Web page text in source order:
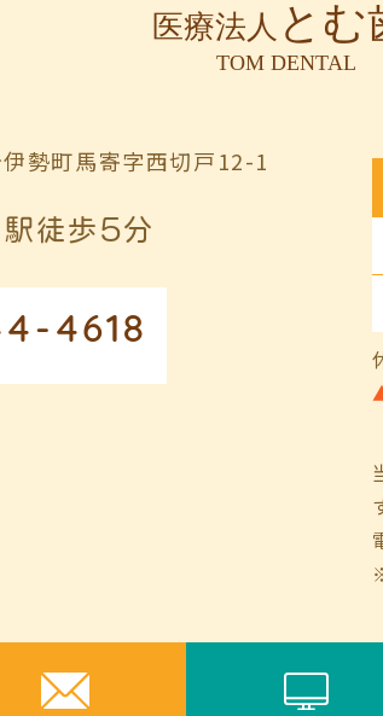
勢町馬寄字西切戸12-1
徒歩5分
4618